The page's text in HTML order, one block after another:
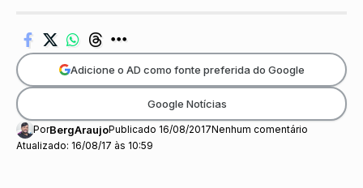
Atualizado: 16/08/17 às 10:59
PorBergAraujoPublicado 16/08/2017Nenhum comentário
Adicione o AD como fonte preferida do Google
Google Notícias